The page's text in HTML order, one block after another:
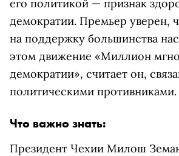
его политикой — признак
демократии. Премьер уверен,
на поддержку большинства
этом движение «Миллион
демократии», считает он,
политическими противниками.
Что важно знать:
Президент Чехии Милош